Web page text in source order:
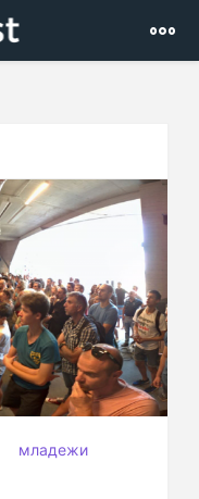
младежи